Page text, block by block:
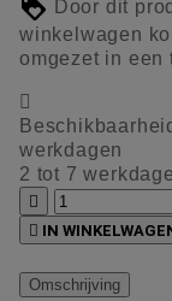
Door dit
winkelwagen
omgezet in

werkdagen
2 tot 7

 IN
Omschrijving